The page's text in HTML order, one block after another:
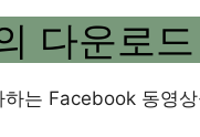
다운로드
는 Facebook 동영